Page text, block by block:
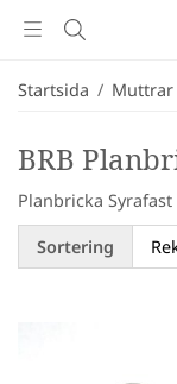
Startsida / Muttrar
BRB
Planbricka Syrafast
Sortering